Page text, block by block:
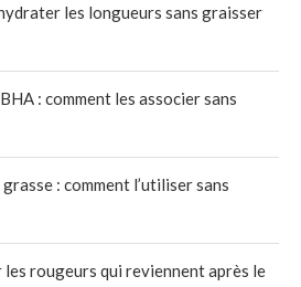
les longueurs sans graisser
: comment les associer sans
: comment l’utiliser sans
les rougeurs qui reviennent après le